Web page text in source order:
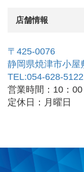
店舗情報
〒425-0076
静岡県焼津市小屋
TEL:054-628-5122
営業時間：10：
定休日：月曜日